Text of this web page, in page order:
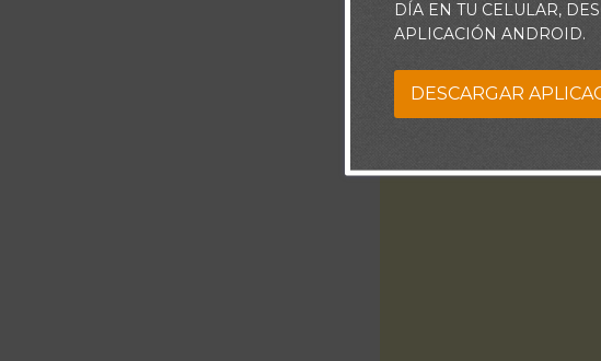
se que necesito de Tu guía
no te glorifiica. Quiero
manda Tu palabra y que
DÍA EN TU CELULAR,
APLICACIÓN ANDROID.
DESCARGAR